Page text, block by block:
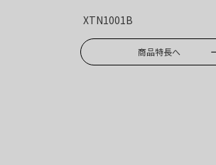
XTN1001B
商品特長へ